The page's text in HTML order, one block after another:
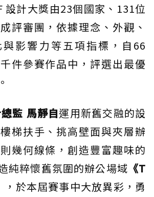
設計大獎由23個國家、131位
評審團，依據理念、外觀、
影響力等五項指標，自66
件參賽作品中，評選出最優
監 馬靜自運用新舊交融的設
梯扶手、挑高壁面與夾層辦
幾何線條，創造豐富趣味的
純粹懷舊氛圍的辦公場域 《T
，於本屆賽事中大放異彩，勇